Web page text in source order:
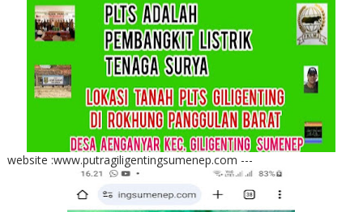
website :www.putragiligentingsumenep.com ---